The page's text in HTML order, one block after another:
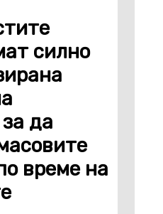
силно
да
време на